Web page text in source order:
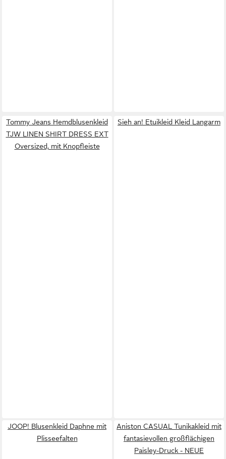
Tommy Jeans Hemdblusenkleid
TJW LINEN SHIRT DRESS EXT
Oversized, mit Knopfleiste
Sieh an! Etuikleid Kleid Langarm
JOOP! Blusenkleid Daphne mit
Plisseefalten
Aniston CASUAL Tunikakleid mit
fantasievollen großflächigen
Paisley-Druck - NEUE